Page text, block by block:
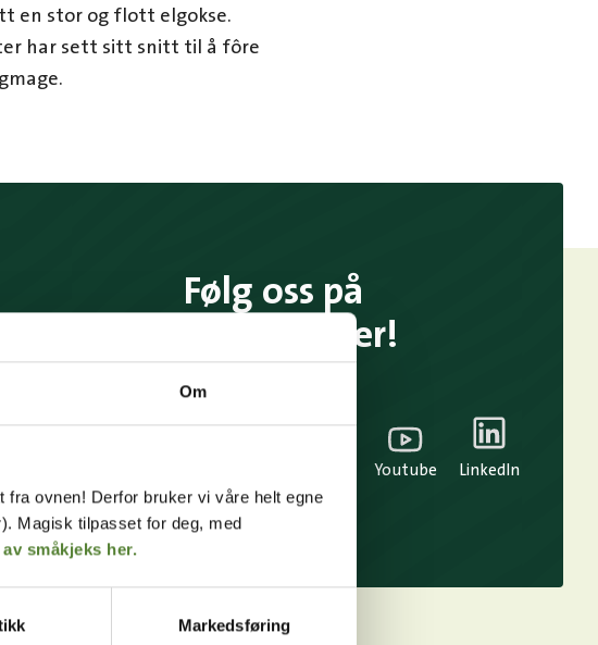
Om
ovnen! Derfor bruker vi våre helt egne
Magisk tilpasset for deg, med
småkjeks her.
Markedsføring
en stor og flott elgokse.
har sett sitt snitt til å fôre
Følg oss på
sosiale medier!
Youtube LinkedIn